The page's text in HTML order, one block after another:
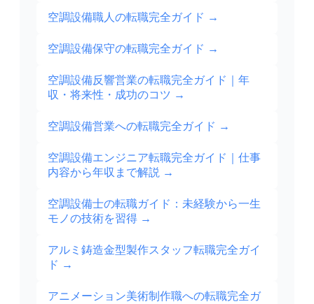
空調設備職人の転職完全ガイド →
空調設備保守の転職完全ガイド →
空調設備反響営業の転職完全ガイド｜年
収・将来性・成功のコツ →
空調設備営業への転職完全ガイド →
空調設備エンジニア転職完全ガイド｜仕事
内容から年収まで解説 →
空調設備士の転職ガイド：未経験から一生
モノの技術を習得 →
アルミ鋳造金型製作スタッフ転職完全ガイ
ド →
アニメーション美術制作職への転職完全ガ